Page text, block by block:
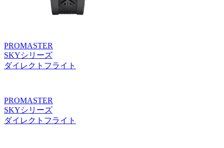
PROMASTER
SKYシリーズ
ダイレクトフライト
PROMASTER
SKYシリーズ
ダイレクトフライト